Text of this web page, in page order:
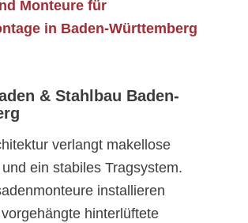
Monteure für
in Baden-Württemberg
& Stahlbau Baden-
verlangt makellose
ein stabiles Tragsystem.
installieren
hinterlüftete